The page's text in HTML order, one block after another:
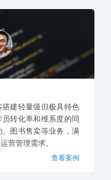
搭建轻量级但极具特色
转化率和维系度的同
图书售卖等业务，满
营管理需求。
查看案例